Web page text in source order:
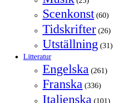
Scenkonst (60)
Tidskrifter (26)
Utställning (31)
Litteratur
Engelska (261)
Franska (336)
Italienska (101)